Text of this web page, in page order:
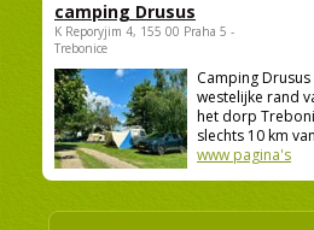
camping Drusus
K Reporyjim 4, 155 00 Praha 5 -
Trebonice
Camping
westelijke rand
het dorp
slechts 10 km
www pagina's